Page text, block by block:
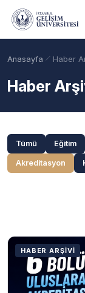
Ana içeriğe geç
Anasayfa Haber
Haber
Tümü Eğitim
Akreditasyon
Haberler
HABER ARŞIVI